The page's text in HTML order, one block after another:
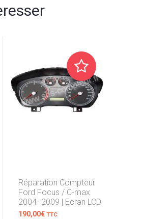
Réparation Compteur
Ford Focus / C-max
2004- 2009 | Ecran LCD
190,00€ TTC